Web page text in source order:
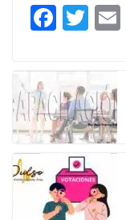
o
k
F
c
e
b
o
o
k
T
itt
er